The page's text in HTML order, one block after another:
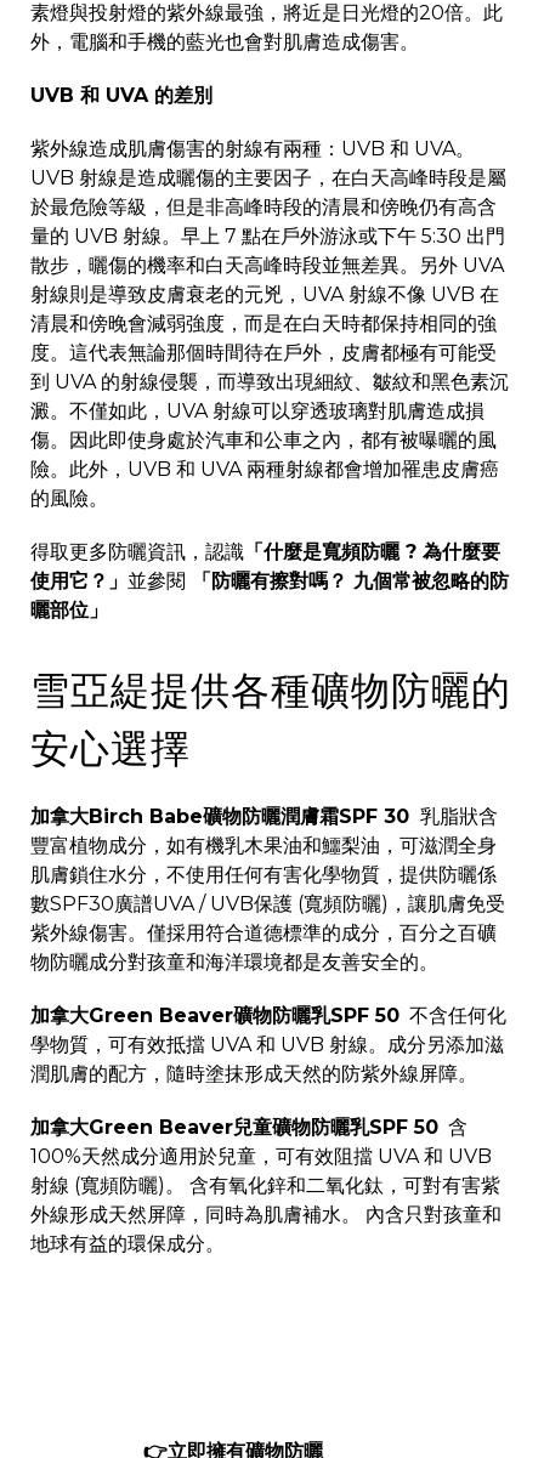
素燈與投射燈的紫外線最強，將近是日光燈的20倍。此
外，電腦和手機的藍光也會對肌膚造成傷害。
UVB 和 UVA 的差別
紫外線造成肌膚傷害的射線有兩種：UVB 和 UVA。
UVB 射線是造成曬傷的主要因子，在白天高峰時段是屬
於最危險等級，但是非高峰時段的清晨和傍晚仍有高含
量的 UVB 射線。早上 7 點在戶外游泳或下午 5:30 出門
散步，曬傷的機率和白天高峰時段並無差異。另外 UVA
射線則是導致皮膚衰老的元兇，UVA 射線不像 UVB 在
清晨和傍晚會減弱強度，而是在白天時都保持相同的強
度。這代表無論那個時間待在戶外，皮膚都極有可能受
到 UVA 的射線侵襲，而導致出現細紋、皺紋和黑色素沉
澱。不僅如此，UVA 射線可以穿透玻璃對肌膚造成損
傷。因此即使身處於汽車和公車之內，都有被曝曬的風
險。此外，UVB 和 UVA 兩種射線都會增加罹患皮膚癌
的風險。
得取更多防曬資訊，認識 「什麼是寬頻防曬 ? 為什麼要
使用它？」 並參閱 「 防曬有擦對嗎？ 九個常被忽略的防
曬部位 」
雪亞緹提供各種礦物防曬的
安心選擇
加拿大Birch Babe礦物防曬潤膚霜SPF 30 乳脂狀含
豐富植物成分，如有機乳木果油和鱷梨油，可滋潤全身
肌膚鎖住水分，不使用任何有害化學物質，提供防曬係
數SPF30廣譜UVA / UVB保護 (寬頻防曬)，讓肌膚免受
紫外線傷害。僅採用符合道德標準的成分，百分之百礦
物防曬成分對孩童和海洋環境都是友善安全的。
加拿大Green Beaver礦物防曬乳SPF 50 不含任何化
學物質，可有效抵擋 UVA 和 UVB 射線。成分另添加滋
潤肌膚的配方，隨時塗抹形成天然的防紫外線屏障。
加拿大Green Beaver兒童礦物防曬乳SPF 50 含
100%天然成分適用於兒童，可有效阻擋 UVA 和 UVB
射線 (寬頻防曬)。 含有氧化鋅和二氧化鈦，可對有害紫
外線形成天然屏障，同時為肌膚補水。 內含只對孩童和
地球有益的環保成分。
👉立即擁有礦物防曬